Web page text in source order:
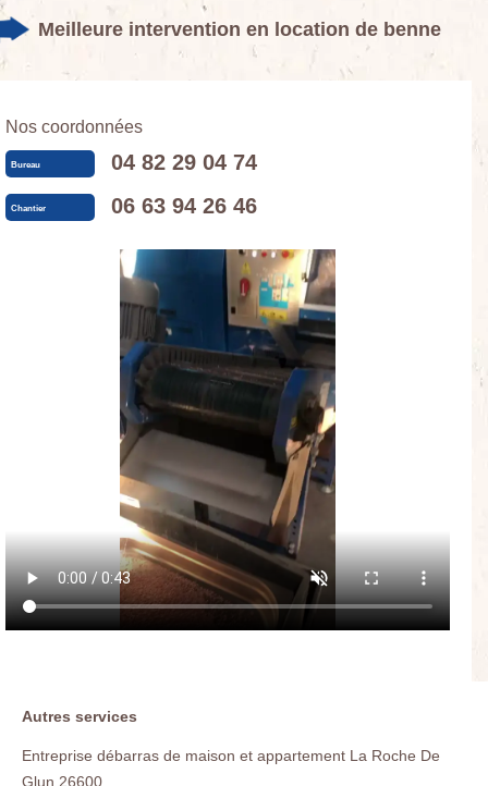
Meilleure intervention en location de benne
Nos coordonnées
Bureau 04 82 29 04 74
Chantier 06 63 94 26 46
Autres services
Entreprise débarras de maison et appartement La Roche De
Glun 26600